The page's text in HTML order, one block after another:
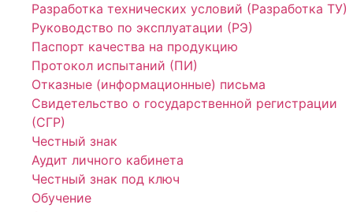
Разработка технических условий (Разработка ТУ)
Руководство по эксплуатации (РЭ)
Паспорт качества на продукцию
Протокол испытаний (ПИ)
Отказные (информационные) письма
Свидетельство о государственной регистрации
(СГР)
Честный знак
Аудит личного кабинета
Честный знак под ключ
Обучение